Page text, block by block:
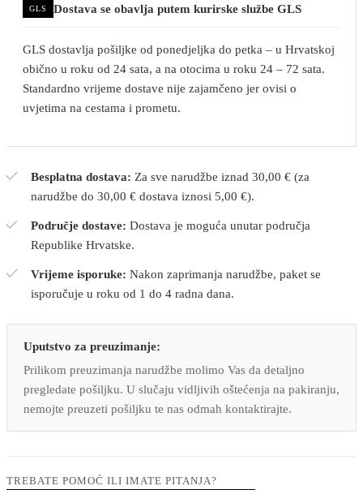
GLS Dostava se obavlja putem kurirske službe GLS
GLS dostavlja pošiljke od ponedjeljka do petka – u Hrvatskoj
obično u roku od 24 sata, a na otocima u roku 24 – 72 sata.
Standardno vrijeme dostave nije zajamčeno jer ovisi o
uvjetima na cestama i prometu.
Besplatna dostava: Za sve narudžbe iznad 30,00 € (za
narudžbe do 30,00 € dostava iznosi 5,00 €).
Područje dostave: Dostava je moguća unutar područja
Republike Hrvatske.
Vrijeme isporuke: Nakon zaprimanja narudžbe, paket se
isporučuje u roku od 1 do 4 radna dana.
Uputstvo za preuzimanje:
Prilikom preuzimanja narudžbe molimo Vas da detaljno
pregledate pošiljku. U slučaju vidljivih oštećenja na pakiranju,
nemojte preuzeti pošiljku te nas odmah kontaktirajte.
TREBATE POMOĆ ILI IMATE PITANJA?